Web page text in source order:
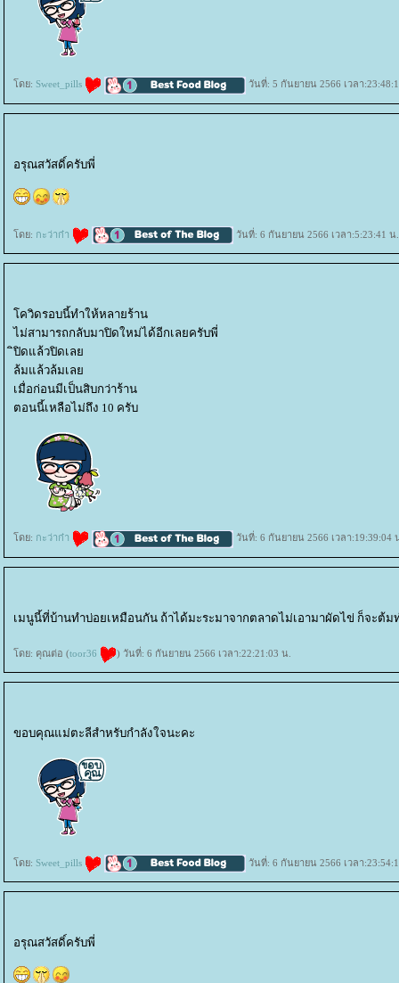
ดย: Sweet_pills วันที่: 5 กันยายน 2566 เวลา
อรุณสวัสดิ์ครับพี่
ดย: กะว่าก๋า วันที่: 6 กันยายน 2566 เวลา:5:23:41 น.
ควิดรอบนี้ทำให้หลายร้าน
ไม่สามารถกลับมาปิดใหม่ได้อีกเลยครับพี่
ิปิดแล้วปิดเล
ล้มแล้วล้มเล
เมื่อก่อนมีเป็นสิบกว่าร้าน
ตอนนี้เหลือไม่ถึง 10 ครับ
ดย: กะว่าก๋า วันที่: 6 กันยายน 2566 เวลา:19:39:04
เมนูนี้ที่บ้านทำบ่อยเหมือนกัน ถ้าได้มะระมาจากตลาดไม่เอามาผัดไข่ ก็จะต้ม
ดย: คุณต่อ (toor36 ) วันที่: 6 กันยายน 2566 เวลา:22:21:03 น.
ขอบคุณแม่ตะลีสำหรับกำลังใจนะคะ
ดย: Sweet_pills วันที่: 6 กันยายน 2566 เวลา
อรุณสวัสดิ์ครับพี่